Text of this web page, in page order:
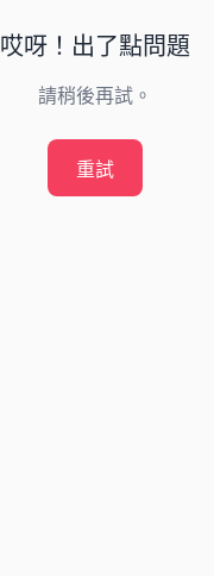
哎呀！出了點問題
請稍後再試。
重試